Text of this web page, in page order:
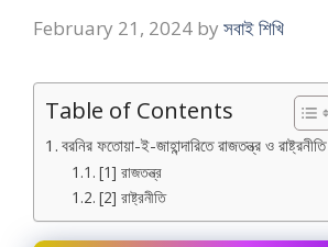
February 21, 2024 by সবাই শিখি
Table of Contents
বরনির ফতােয়া-ই-জাহান্দারিতে রাজতন্ত্র ও রাষ্ট্রনীতি
[1] রাজতন্ত্র
[2] রাষ্ট্রনীতি